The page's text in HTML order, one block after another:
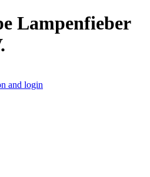
Lampenfieber
and login